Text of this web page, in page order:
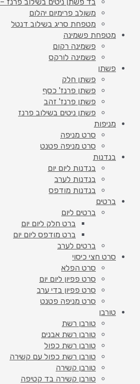
משולב פרימיום יהלום
מטפחת סריג בשילוב דנטל
מטפחת פשמינה
פשמינה רקום
פשמינה לורקס
פשתן
פשתן חלק
פשתן פרנז' כסף
פשתן פרנז' זהב
פשתן ניטים בשילוב פרנז
מניפות
סרט מניפה
סרט מניפה פטנט
בנדנות
בנדנות ליום יום
בנדנות לערב
בנדנות מודפס
ברטים
ברטים ליום
ברט חלק ליום יום
ברט מודפס ליום יום
ברטים לערב
סרט חצי כיסוי
סרט הפלא
סרט פפיון ליום יום
סרט פפיון בדי ערב
סרט מניפה פטנט
טורבן
טורבן רשת
טורבן רשת אבנים
טורבן רשת כפול
טורבן רשת כפול עם קשירה
טורבן קשירה
טורבן קשירה בד קטיפה